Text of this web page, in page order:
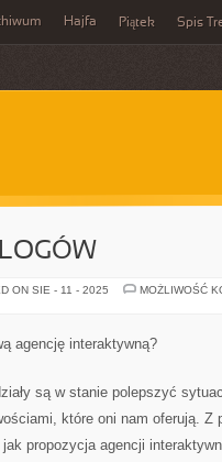
Hajfa Piątek Spis
ON SIE - 11 - 2025
MOŻLIWOŚĆ
agencję interaktywną?
są w stanie polepszyć
które oni nam oferują. Z
propozycja agencji